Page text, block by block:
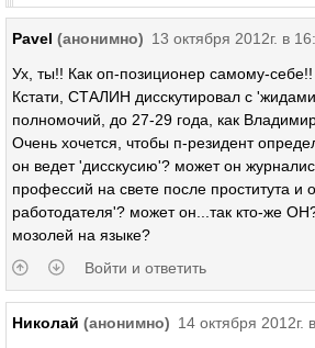
Pavel (анонимно) 13 октября 2012г. в
Ух, ты!! Как оп-позиционер самому-себе!!
Кстати, СТАЛИН дисскутировал с
полномочий, до 27-29 года, как
Очень хочется, чтобы п-резидент
он ведет 'дисскусию'? может он
профессий на свете после проститута и
работодателя'? может он...так кто-же
мозолей на языке?
Войти и ответить
Николай (анонимно) 14 октября 2012г.